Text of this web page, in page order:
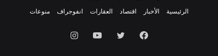
الرئيسية
الأخبار اقتصاد العقارات انفوجراف منوعات
فيسبوك تويتر يوتيوب